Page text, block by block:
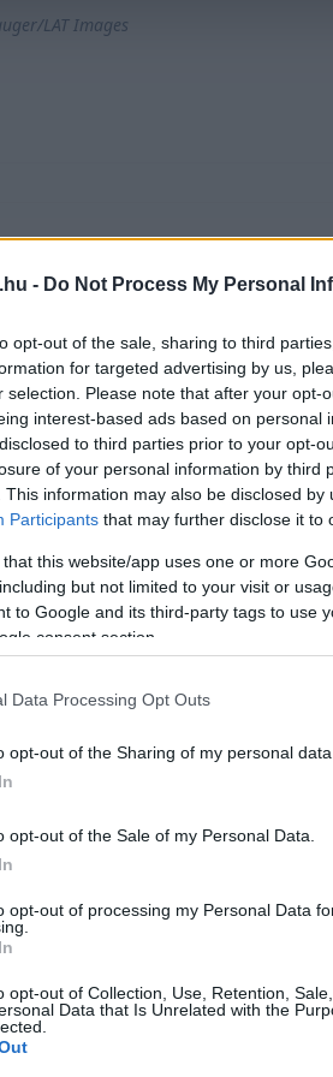
- Do Not Process My Personal
opt-out of the sale, sharing to third
for targeted advertising by us,
selection. Please note that after your opt-
interest-based ads based on personal
to third parties prior to your opt-
of your personal information by third
This information may also be disclosed
Participants that may further disclose it to
that this website/app uses one or more
but not limited to your visit or
to Google and its third-party tags to use
consent section.
Data Processing Opt Outs
opt-out of the Sharing of my personal data.
opt-out of the Sale of my Personal Data.
opt-out of processing my Personal Data
opt-out of Collection, Use, Retention,
Data that Is Unrelated with the
LAT Images
kezdetén kifejtette, a
minden újságírói kérdésre
a zúgolódás amiatt, hogy a
es versenyek rendezésére.
kevés az előzés – hacsak
óta pedig még
a kötelező két kerékcsere
szokottnál kicsit jobban
a pályán annak érdekében,
érdekvédelmi
körében. Fernando
kapcsolatos kérdést